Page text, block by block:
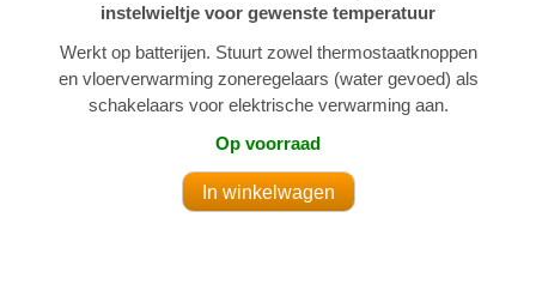
instelwieltje voor gewenste temperatuur
Werkt op batterijen. Stuurt zowel thermostaatknoppen
en vloerverwarming zoneregelaars (water gevoed) als
schakelaars voor elektrische verwarming aan.
Op voorraad